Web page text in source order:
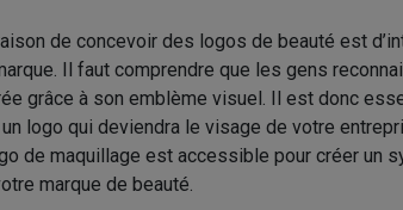
de concevoir des logos de beauté est
Il faut comprendre que les gens
grâce à son emblème visuel. Il est donc
logo qui deviendra le visage de votre
de maquillage est accessible pour créer un
marque de beauté.